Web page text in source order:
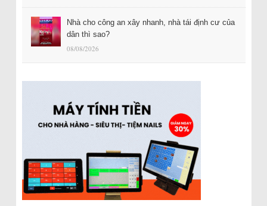
Nhà cho công an xây nhanh, nhà tái định cư của
dân thì sao?
08/08/2026